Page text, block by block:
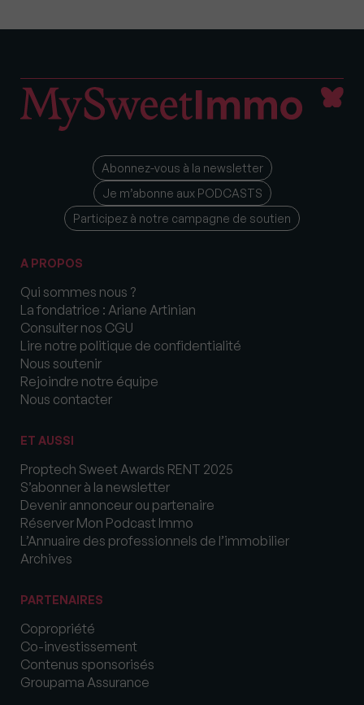
Abonnez-vous à la newsletter
Je m’abonne aux PODCASTS
Participez à notre campagne de soutien
A PROPOS
Qui sommes nous ?
La fondatrice : Ariane Artinian
Consulter nos CGU
Lire notre politique de confidentialité
Nous soutenir
Rejoindre notre équipe
Nous contacter
ET AUSSI
Proptech Sweet Awards RENT 2025
S’abonner à la newsletter
Devenir annonceur ou partenaire
Réserver Mon Podcast Immo
L’Annuaire des professionnels de l’immobilier
Archives
PARTENAIRES
Copropriété
Co-investissement
Contenus sponsorisés
Groupama Assurance